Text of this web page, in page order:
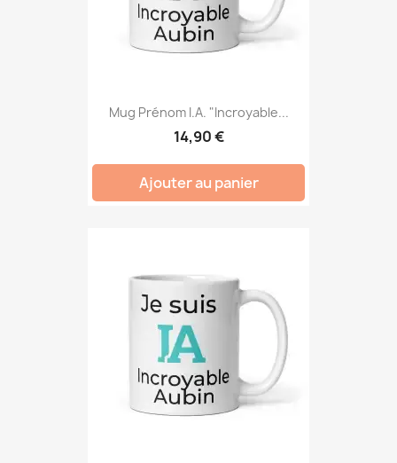
Mug Prénom I.A. "Incroyable...
14,90 €
Ajouter au panier